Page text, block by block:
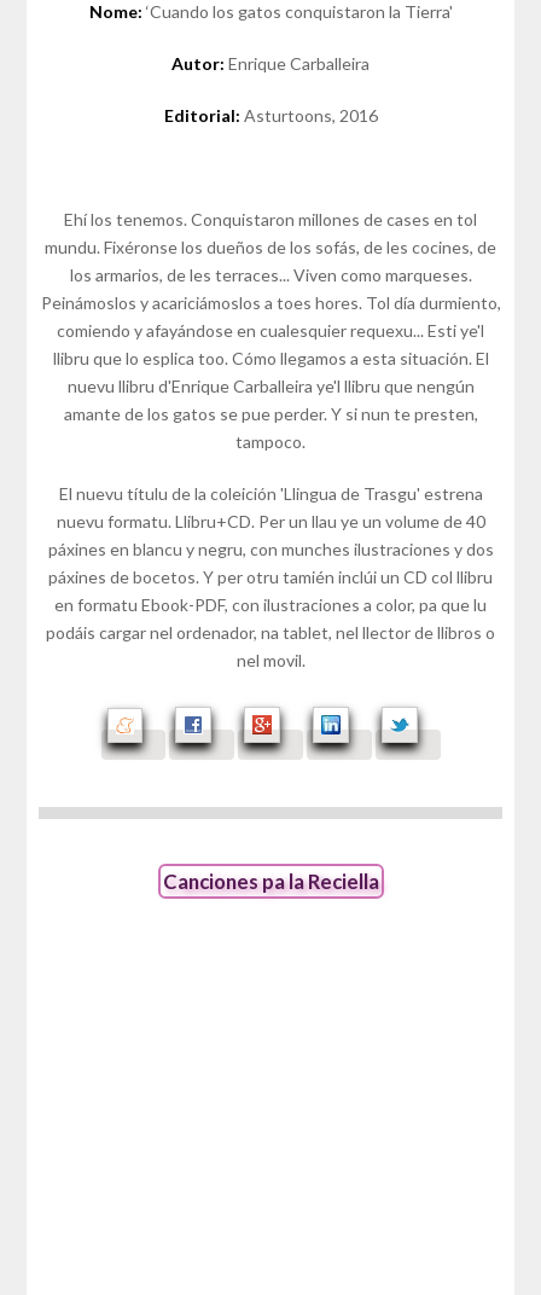
Nome: ‘Cuando los gatos conquistaron la Tierra'
Autor: Enrique Carballeira
Editorial: Asturtoons, 2016
Ehí los tenemos. Conquistaron millones de cases en tol
mundu. Fixéronse los dueños de los sofás, de les cocines, de
los armarios, de les terraces... Viven como marqueses.
Peinámoslos y acariciámoslos a toes hores. Tol día durmiento,
comiendo y afayándose en cualesquier requexu... Esti ye'l
llibru que lo esplica too. Cómo llegamos a esta situación. El
nuevu llibru d'Enrique Carballeira ye'l llibru que nengún
amante de los gatos se pue perder. Y si nun te presten,
tampoco.
El nuevu títulu de la coleición 'Llingua de Trasgu' estrena
nuevu formatu. Llibru+CD. Per un llau ye un volume de 40
páxines en blancu y negru, con munches ilustraciones y dos
páxines de bocetos. Y per otru tamién inclúi un CD col llibru
en formatu Ebook-PDF, con ilustraciones a color, pa que lu
podáis cargar nel ordenador, na tablet, nel llector de llibros o
nel movil.
Canciones pa la Reciella